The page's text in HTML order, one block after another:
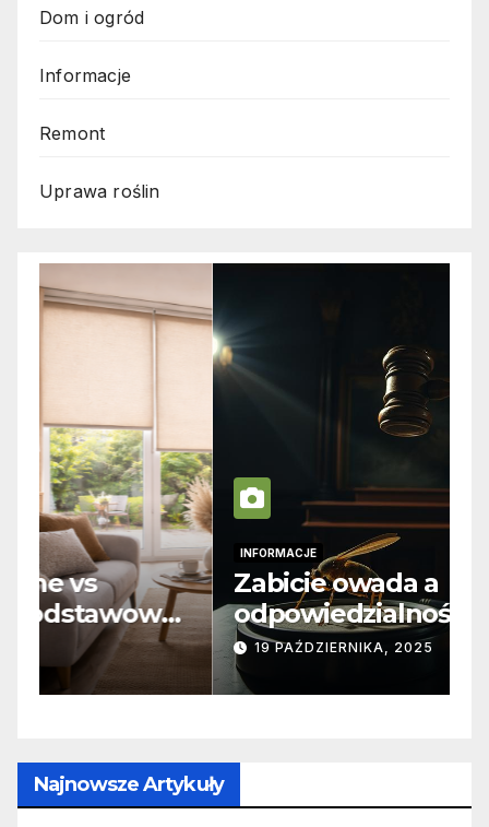
Dom i ogród
Informacje
Remont
Uprawa roślin
INFORMACJE
Zabicie owada a
odpowiedzialność karna –
jak wygląda to w praktyce?
19 PAŹDZIERNIKA, 2025
Najnowsze Artykuły